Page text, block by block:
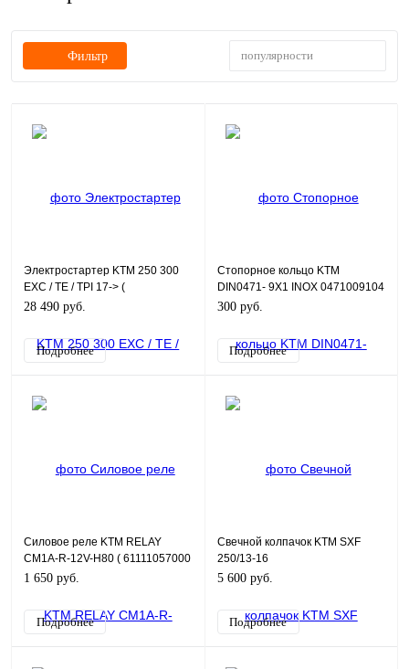
Фильтр популярности
Электростартер KTM 250 300
EXC / TE / TPI 17-> (
55540001000 / 55440001000
28 490 руб.
Подробнее
Стопорное кольцо KTM
DIN0471- 9X1 INOX 0471009104
300 руб.
Подробнее
Силовое реле KTM RELAY
CM1A-R-12V-H80 ( 61111057000
)1 650 руб.
Подробнее
Свечной колпачок KTM SXF
250/13-16
5 600 руб.
Подробнее